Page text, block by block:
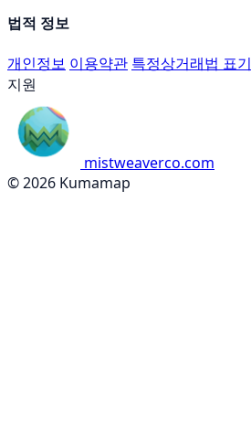
법적 정보
개인정보 이용약관 특정상거래법 표기
지원
mistweaverco.com
© 2026 Kumamap